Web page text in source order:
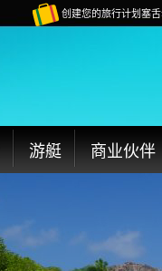
创建您的旅行计划塞
游艇 商业伙伴